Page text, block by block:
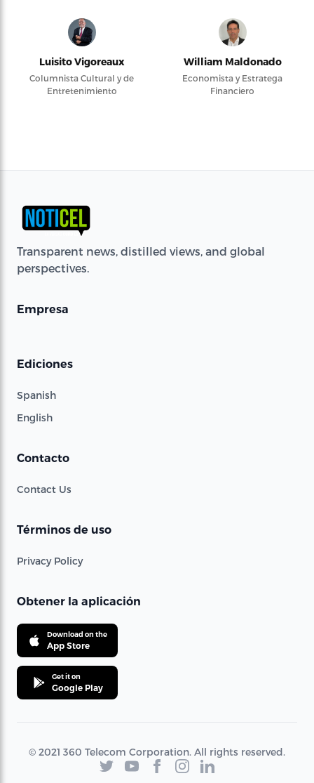
Luisito Vigoreaux
Columnista Cultural y de
Entretenimiento
William Maldonado
Economista y Estratega
Financiero
Transparent news, distilled views, and global
perspectives.
Empresa
Ediciones
Spanish
English
Contacto
Contact Us
Términos de uso
Privacy Policy
Obtener la aplicación
Download on the
App Store
Get it on
Google Play
© 2021 360 Telecom Corporation. All rights reserved.